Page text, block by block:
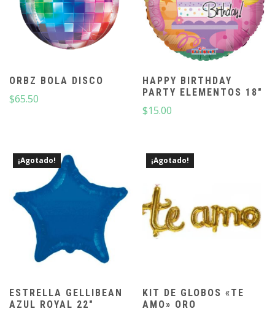
ORBZ BOLA DISCO
$65.50
HAPPY BIRTHDAY
PARTY ELEMENTOS 18″
$15.00
¡Agotado!
ESTRELLA GELLIBEAN
AZUL ROYAL 22″
¡Agotado!
KIT DE GLOBOS «TE
AMO» ORO